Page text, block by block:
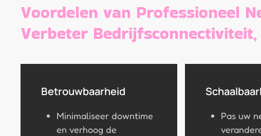
Voordelen van Professioneel
Verbeter
Betrouwbaarheid
Minimaliseer downtime
en verhoog de
Pas uw